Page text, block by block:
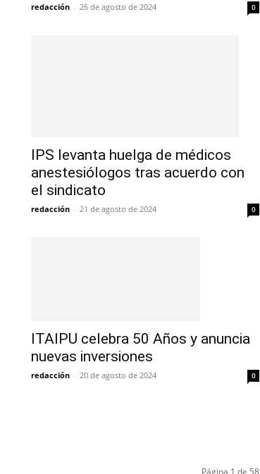
redacción - 26 de agosto de 2024 0
IPS levanta huelga de médicos
anestesiólogos tras acuerdo con
el sindicato
redacción - 21 de agosto de 2024 0
ITAIPU celebra 50 Años y anuncia
nuevas inversiones
redacción - 20 de agosto de 2024 0
Página 1 de 58